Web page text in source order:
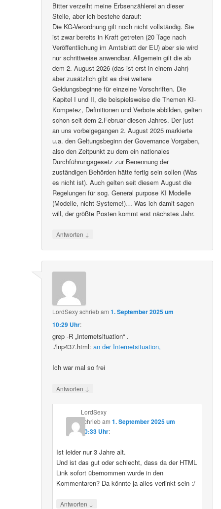
Bitter verzeiht meine Erbsenzählerei an dieser
Stelle, aber ich bestehe darauf:
Die KG-Verordnung gilt noch nicht vollständig. Sie
ist zwar bereits in Kraft getreten (20 Tage nach
Veröffentlichung im Amtsblatt der EU) aber sie wird
nur schrittweise anwendbar. Allgemein gilt die ab
dem 2. August 2026 (das ist erst in einem Jahr)
aber zusätzlich gibt es drei weitere
Geldungsbeginne für einzelne Vorschriften. Die
Kapitel I und II, die beispielsweise die Themen KI-
Kompetez, Definitionen und Verbote abbilden, gelten
schon seit dem 2.Februar diesen Jahres. Der just
an uns vorbeigegangen 2. August 2025 markierte
u.a. den Geltungsbeginn der Governance Vorgaben,
also den Zeitpunkt zu dem ein nationales
Durchführungsgesetz zur Benennung der
zuständigen Behörden hätte fertig sein sollen (Was
es nicht ist). Auch gelten seit diesem August die
Regelungen für sog. General purpose KI Modelle
(Modelle, nicht Systeme!)… Was ich damit sagen
will, der größte Posten kommt erst nächstes Jahr.
Antworten ↓
LordSexyschriebam1. September 2025 um
10:29 Uhr:
grep -R „Internetsituation“ .
./lnp437.html:an der Internetsituation,
Ich war mal so frei
Antworten ↓
LordSexy
schriebam 1. September 2025 um
10:33 Uhr:
Ist leider nur 3 Jahre alt.
Und ist das gut oder schlecht, dass da der HTML
Link sofort übernommen wurde in den
Kommentaren? Da könnte ja alles verlinkt sein :/
Antworten ↓